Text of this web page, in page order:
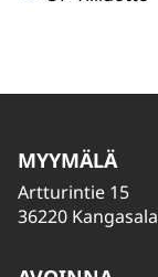
MYYMÄLÄ
Artturintie 15
36220 Kangasala